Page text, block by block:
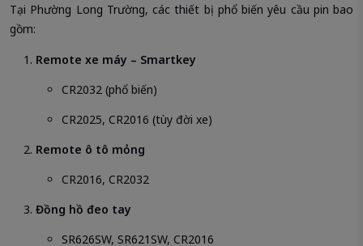
Tại Phường Long Trường, các thiết bị phổ biến yêu cầu pin bao
gồm:
Remote xe máy – Smartkey
CR2032 (phổ biến)
CR2025, CR2016 (tùy đời xe)
Remote ô tô mỏng
CR2016, CR2032
Đồng hồ đeo tay
SR626SW, SR621SW, CR2016